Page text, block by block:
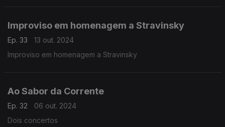
Improviso em homenagem a Stravinsky
Ep. 33
13 out. 2024
Improviso em homenagem a Stravinsky
Ao Sabor da Corrente
Ep. 32
06 out. 2024
Dois concertos